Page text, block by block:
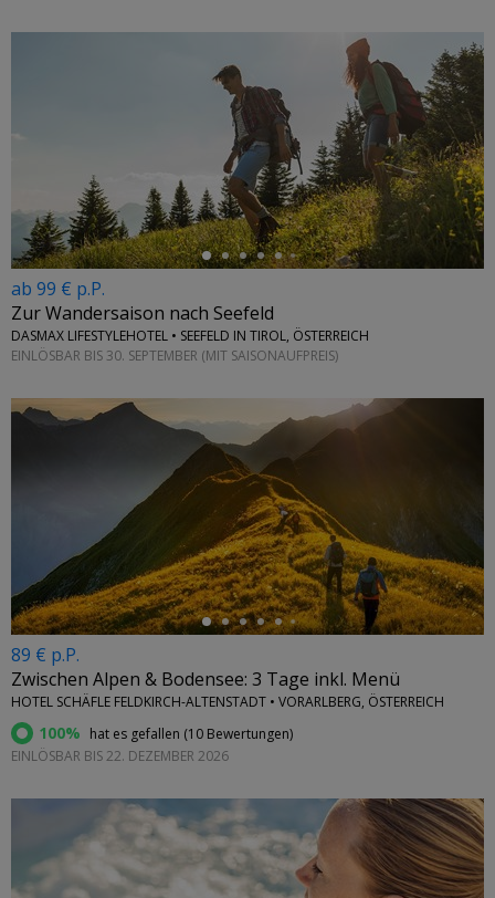
ab 99 € p.P.
Zur Wandersaison nach Seefeld
DASMAX LIFESTYLEHOTEL • SEEFELD IN TIROL, ÖSTERREICH
EINLÖSBAR BIS 30. SEPTEMBER (MIT SAISONAUFPREIS)
89 € p.P.
Zwischen Alpen & Bodensee: 3 Tage inkl. Menü
HOTEL SCHÄFLE FELDKIRCH-ALTENSTADT • VORARLBERG, ÖSTERREICH
100% hat es gefallen (10 Bewertungen)
EINLÖSBAR BIS 22. DEZEMBER 2026